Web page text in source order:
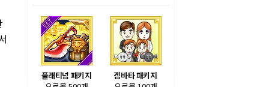
플래티넘 패키지
겜바타 패키지